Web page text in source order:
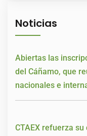
Noticias
Abiertas las
del Cáñamo, que
nacionales e
CTAEX refuerza